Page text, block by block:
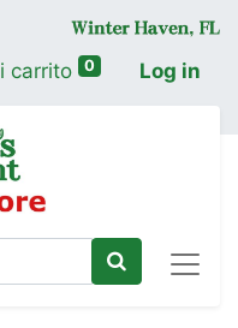
carrito 0 Log in